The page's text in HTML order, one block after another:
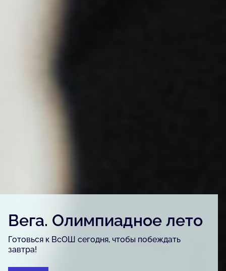
Вега. Олимпиадное лето
Готовься к ВсОШ сегодня, чтобы побеждать
завтра!